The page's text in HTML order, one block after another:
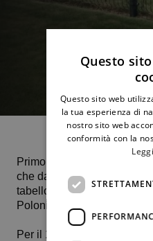
Primo torneo in assoluto
che dalla prossima
tabellone principale del
Polonia, prova Itf J30.
Per il 15enne termitano si
Questo
Questo sito web
la tua esperienza di
nostro sito web
conformità con la